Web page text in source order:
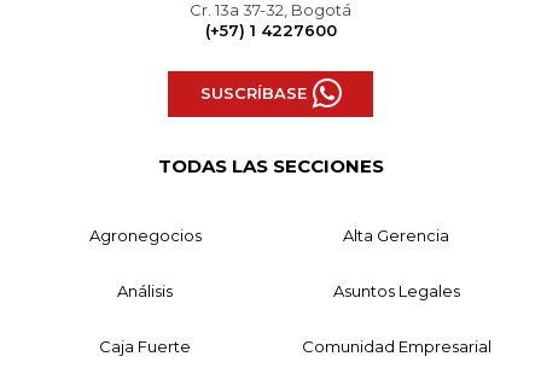
Cr. 13a 37-32, Bogotá
(+57) 1 4227600
SUSCRÍBASE
TODAS LAS SECCIONES
Agronegocios Alta Gerencia
Análisis Asuntos Legales
Caja Fuerte Comunidad Empresarial